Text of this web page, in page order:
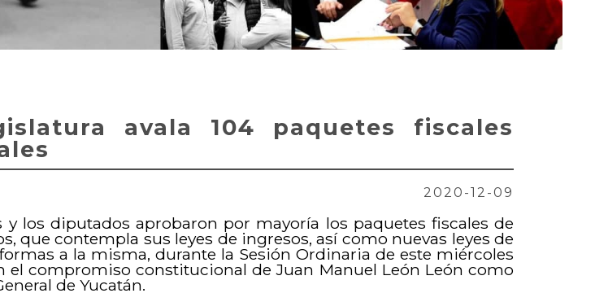
avala 104 paquetes fiscales
2020-12-09
y los diputados aprobaron por mayoría los paquetes fiscales de
que contempla sus leyes de ingresos, así como nuevas leyes de
a la misma, durante la Sesión Ordinaria de este miércoles
el compromiso constitucional de Juan Manuel León León como
de Yucatán.